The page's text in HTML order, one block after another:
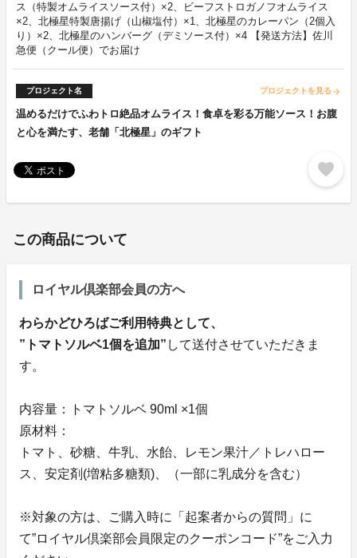
ス（特製オムライスソース付）×2、ビーフストロガノフオムライス
×2、北極星特製唐揚げ（山椒塩付）×1、北極星のカレーパン（2個入
り）×2、北極星のハンバーグ（デミソース付）×4 【発送方法】佐川
急便（クール便）でお届け
プロジェクト名 プロジェクトを見る arrow_forward
温めるだけでふわトロ絶品オムライス！食卓を彩る万能ソース！お腹
と心を満たす、老舗「北極星」のギフト
favorite
この商品について
ロイヤル倶楽部会員の方へ
わらかどひろばご利用特典として、
”トマトソルベ1個を追加” して送付させていただきま
す。
内容量：トマトソルベ 90ml ×1個
原材料：
トマト、砂糖、牛乳、水飴、レモン果汁／トレハロー
ス、安定剤(増粘多糖類)、（一部に乳成分を含む）
※対象の方は、ご購入時に「起案者からの質問」に
て”ロイヤル倶楽部会員限定のクーポンコード”をご入力